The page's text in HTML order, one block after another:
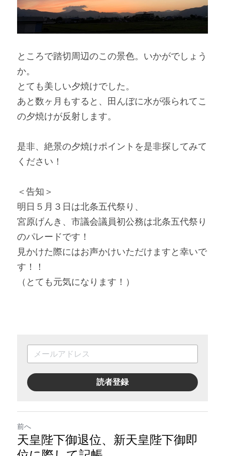
ところで踏切周辺のこの景色。いかがでしょう
か。
とても美しい夕焼けでした。
あと数ヶ月もすると、田んぼに水が張られてこ
の夕焼けが反射します。
是非、絶景の夕焼けポイントを是非探してみて
ください！
＜告知＞
明日５月３日は北条五代祭り、
宮原げんき、市議会議員初公務は北条五代祭り
のパレードです！
見かけた際にはお声かけいただけますと幸いで
す！！
（とても元気になります！）
読者登録
前へ
天皇陛下御退位、新天皇陛下御即